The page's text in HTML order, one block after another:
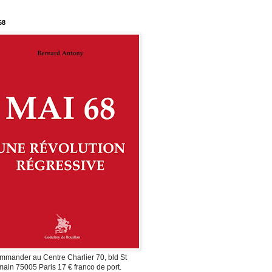
au Centre Charlier 70, bld St
75005 Paris 17 € franco de port.